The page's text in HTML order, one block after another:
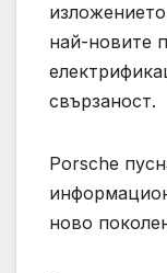
най-новите
свързаност.
Porsche
ново